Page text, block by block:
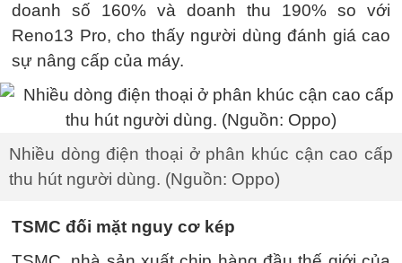
doanh số 160% và doanh thu 190% so với
Reno13 Pro, cho thấy người dùng đánh giá cao
sự nâng cấp của máy.
Nhiều dòng điện thoại ở phân khúc cận cao cấp
thu hút người dùng. (Nguồn: Oppo)
TSMC đối mặt nguy cơ kép